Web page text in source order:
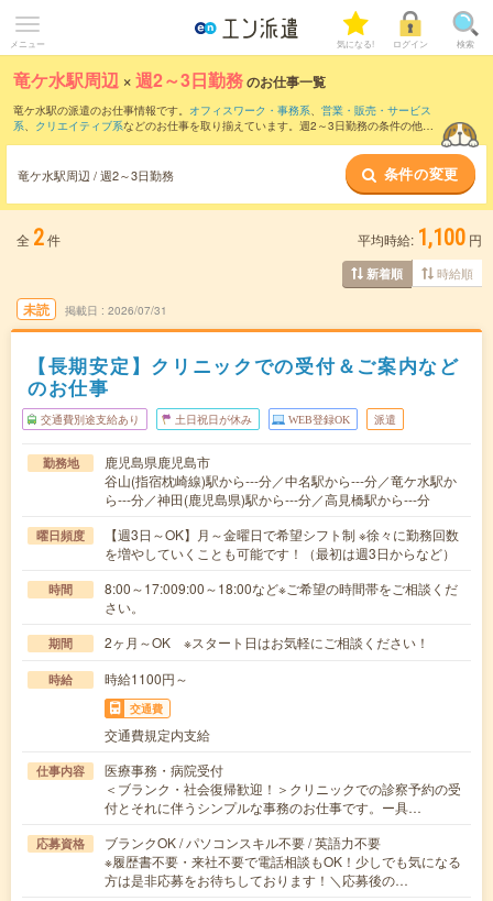
メニュー 気になる! ログイン 検索
竜ケ水駅周辺 ×週2～3日勤務のお仕事一覧
竜ケ水駅の派遣のお仕事情報です。 オフィスワーク・事務系、 営業・販売・サービス
系、 クリエイティブ系などのお仕事を取り揃えています。週2～3日勤務の条件の他
竜ケ水駅周辺 / 週2～3日勤務 条件の変更
全 2件 平均時給: 1,100 円
新着順 時給順
未読 掲載日 2026/07/31
【長期安定】クリニックでの受付＆ご案内など
のお仕事
交通費別途支給あり 土日祝日が休み WEB登録OK 派遣
勤務地
鹿児島県鹿児島市
谷山(指宿枕崎線)駅から---分／中名駅から---分／竜ケ水駅か
ら---分／神田(鹿児島県)駅から---分／高見橋駅から---分
曜日頻度
【週3日～OK】月～金曜日で希望シフト制 ※徐々に勤務回数
を増やしていくことも可能です！（最初は週3日からなど）
時間
8:00～17:009:00～18:00など※ご希望の時間帯をご相談くだ
さい。
期間 2ヶ月～OK ※スタート日はお気軽にご相談ください！
時給 時給1100円～
交通費
交通費規定内支給
仕事内容
医療事務・病院受付
＜ブランク・社会復帰歓迎！＞クリニックでの診察予約の受
付とそれに伴うシンプルな事務のお仕事です。ー具…
応募資格
ブランクOK / パソコンスキル不要 / 英語力不要
※履歴書不要・来社不要で電話相談もOK！少しでも気になる
方は是非応募をお待ちしております！＼応募後の…